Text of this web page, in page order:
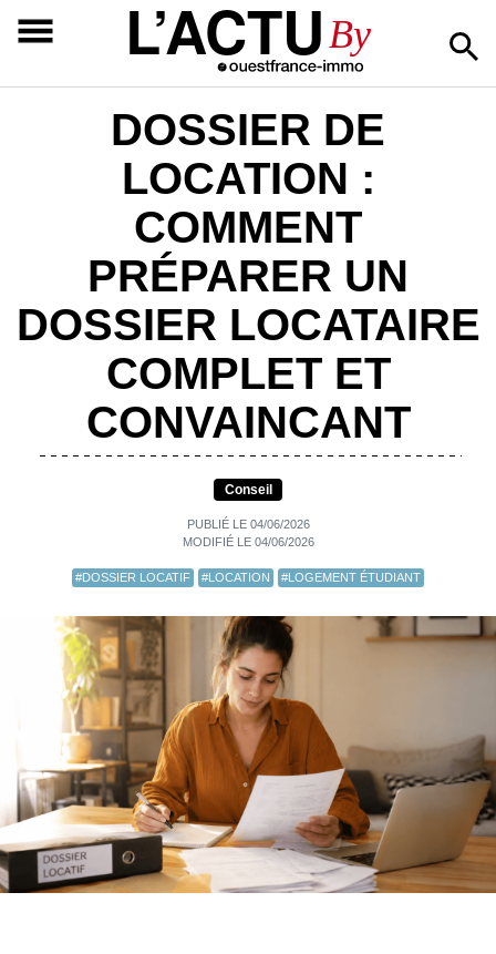
L’ACTUBy
DOSSIER DE
LOCATION :
COMMENT
PRÉPARER UN
DOSSIER LOCATAIRE
COMPLET ET
CONVAINCANT
Conseil
PUBLIÉ LE 04/06/2026
MODIFIÉ LE 04/06/2026
#DOSSIER LOCATIF #LOCATION #LOGEMENT ÉTUDIANT